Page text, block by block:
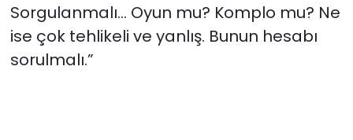
Sorgulanmalı… Oyun mu? Komplo mu? Ne
ise çok tehlikeli ve yanlış. Bunun hesabı
sorulmalı.”